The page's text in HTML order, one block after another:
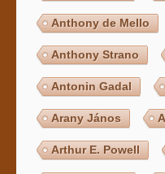
Anthony de Mello
Anthony Strano
Antonin Gadal
Arany János
Arthur E. Powell